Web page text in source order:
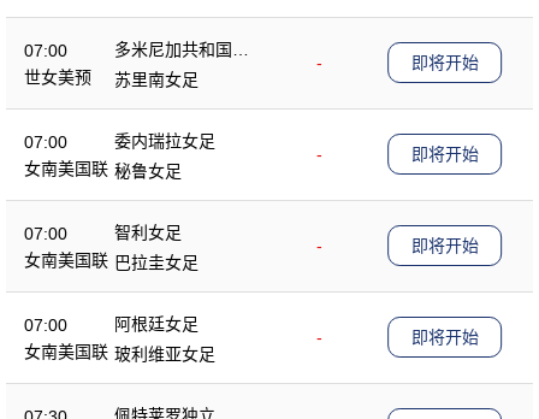
07:00
世女美预
多米尼加共和国女
足
-
苏里南女足
即将开始
07:00
女南美国联
委内瑞拉女足
-
秘鲁女足
即将开始
07:00
女南美国联
智利女足
-
巴拉圭女足
即将开始
07:00
女南美国联
阿根廷女足
-
玻利维亚女足
即将开始
佩特莱罗独立